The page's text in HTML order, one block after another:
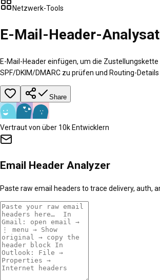
Netzwerk-Tools
E-Mail-Header-
E-Mail-Header einfügen, um die Zustellungskette
SPF/DKIM/DMARC zu prüfen und Routing-
Share
Vertraut von über 10k Entwicklern
Email Header Analyzer
Paste raw email headers to trace delivery, auth,